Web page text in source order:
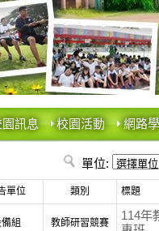
訊息 校園活動 網路
單位:
單位 類別 標題
組 教師研習競賽
114年